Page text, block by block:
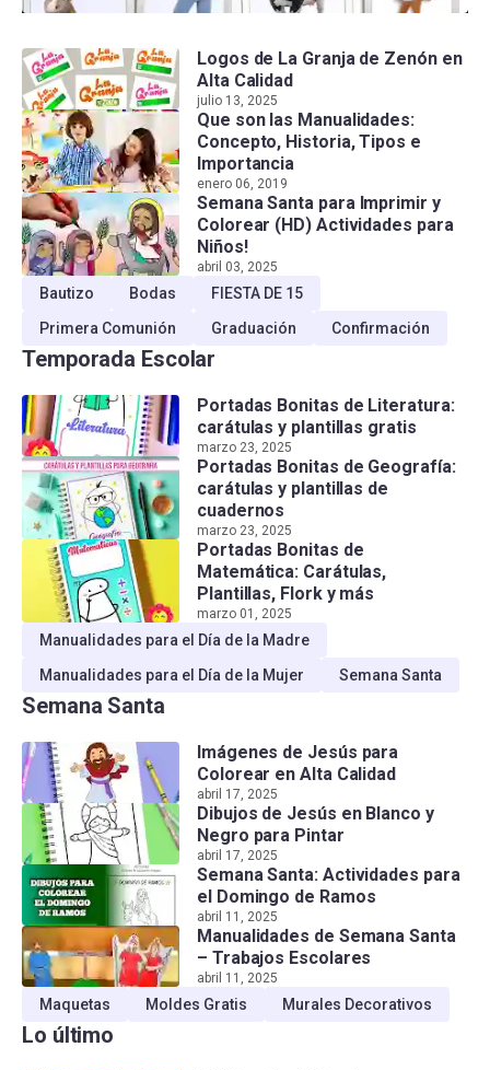
Logos de La Granja de Zenón en
Alta Calidad
julio 13, 2025
Que son las Manualidades:
Concepto, Historia, Tipos e
Importancia
enero 06, 2019
Semana Santa para Imprimir y
Colorear (HD) Actividades para
Niños!
abril 03, 2025
Bautizo Bodas
FIESTA DE 15
Primera Comunión
Graduación Confirmación
Temporada Escolar
Portadas Bonitas de Literatura:
carátulas y plantillas gratis
marzo 23, 2025
Portadas Bonitas de Geografía:
carátulas y plantillas de
cuadernos
marzo 23, 2025
Portadas Bonitas de
Matemática: Carátulas,
Plantillas, Flork y más
marzo 01, 2025
Manualidades para el Día de la Madre
Manualidades para el Día de la Mujer
Semana Santa
Semana Santa
Imágenes de Jesús para
Colorear en Alta Calidad
abril 17, 2025
Dibujos de Jesús en Blanco y
Negro para Pintar
abril 17, 2025
Semana Santa: Actividades para
el Domingo de Ramos
abril 11, 2025
Manualidades de Semana Santa
– Trabajos Escolares
abril 11, 2025
Maquetas Moldes Gratis Murales Decorativos
Lo último